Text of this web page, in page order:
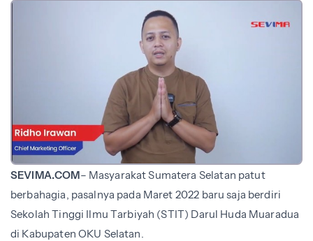
SEVIMA.COM– Masyarakat Sumatera Selatan patut
berbahagia, pasalnya pada Maret 2022 baru saja berdiri
Sekolah Tinggi Ilmu Tarbiyah (STIT) Darul Huda Muaradua
di Kabupaten OKU Selatan.